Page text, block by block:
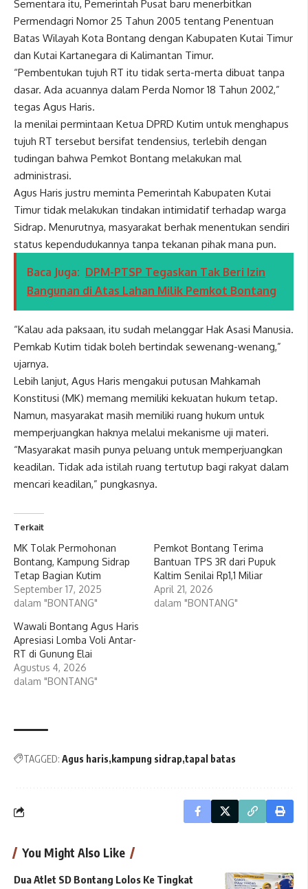
Sementara itu, Pemerintah Pusat baru menerbitkan
Permendagri Nomor 25 Tahun 2005 tentang Penentuan
Batas Wilayah Kota Bontang dengan Kabupaten Kutai Timur
dan Kutai Kartanegara di Kalimantan Timur.
“Pembentukan tujuh RT itu tidak serta-merta dibuat tanpa
dasar. Ada acuannya dalam Perda Nomor 18 Tahun 2002,”
tegas Agus Haris.
Ia menilai permintaan Ketua DPRD Kutim untuk menghapus
tujuh RT tersebut bersifat tendensius, terlebih dengan
tudingan bahwa Pemkot Bontang melakukan mal
administrasi.
Agus Haris justru meminta Pemerintah Kabupaten Kutai
Timur tidak melakukan tindakan intimidatif terhadap warga
Sidrap. Menurutnya, masyarakat berhak menentukan sendiri
status kependudukannya tanpa tekanan pihak mana pun.
Baca Juga: DPM-PTSP Tegaskan Tak Beri Izin
Bangunan di Atas Lahan Milik Pemkot Bontang
“Kalau ada paksaan, itu sudah melanggar Hak Asasi Manusia.
Pemkab Kutim tidak boleh bertindak sewenang-wenang,”
ujarnya.
Lebih lanjut, Agus Haris mengakui putusan Mahkamah
Konstitusi (MK) memang memiliki kekuatan hukum tetap.
Namun, masyarakat masih memiliki ruang hukum untuk
memperjuangkan haknya melalui mekanisme uji materi.
“Masyarakat masih punya peluang untuk memperjuangkan
keadilan. Tidak ada istilah ruang tertutup bagi rakyat dalam
mencari keadilan,” pungkasnya.
Terkait
MK Tolak Permohonan
Bontang, Kampung Sidrap
Tetap Bagian Kutim
September 17, 2025
dalam "BONTANG"
Pemkot Bontang Terima
Bantuan TPS 3R dari Pupuk
Kaltim Senilai Rp1,1 Miliar
April 21, 2026
dalam "BONTANG"
Wawali Bontang Agus Haris
Apresiasi Lomba Voli Antar-
RT di Gunung Elai
Agustus 4, 2026
dalam "BONTANG"
TAGGED: Agus haris kampung sidrap tapal batas
You Might Also Like
Dua Atlet SD Bontang Lolos Ke Tingkat